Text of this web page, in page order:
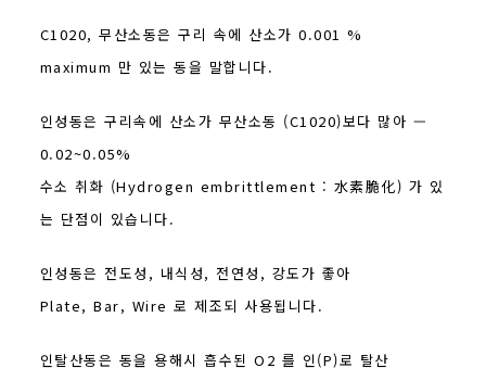
C1020, 무산소동은 구리 속에 산소가 0.001 %
maximum 만 있는 동을 말합니다.
인성동은 구리속에 산소가 무산소동 (C1020)보다 많아 —
0.02~0.05%
수소 취화 (Hydrogen embrittlement : 水素脆化) 가 있
는 단점이 있습니다.
인성동은 전도성, 내식성, 전연성, 강도가 좋아
Plate, Bar, Wire 로 제조되 사용됩니다.
인탈산동은 동을 용해시 흡수된 O2 를 인(P)로 탈산